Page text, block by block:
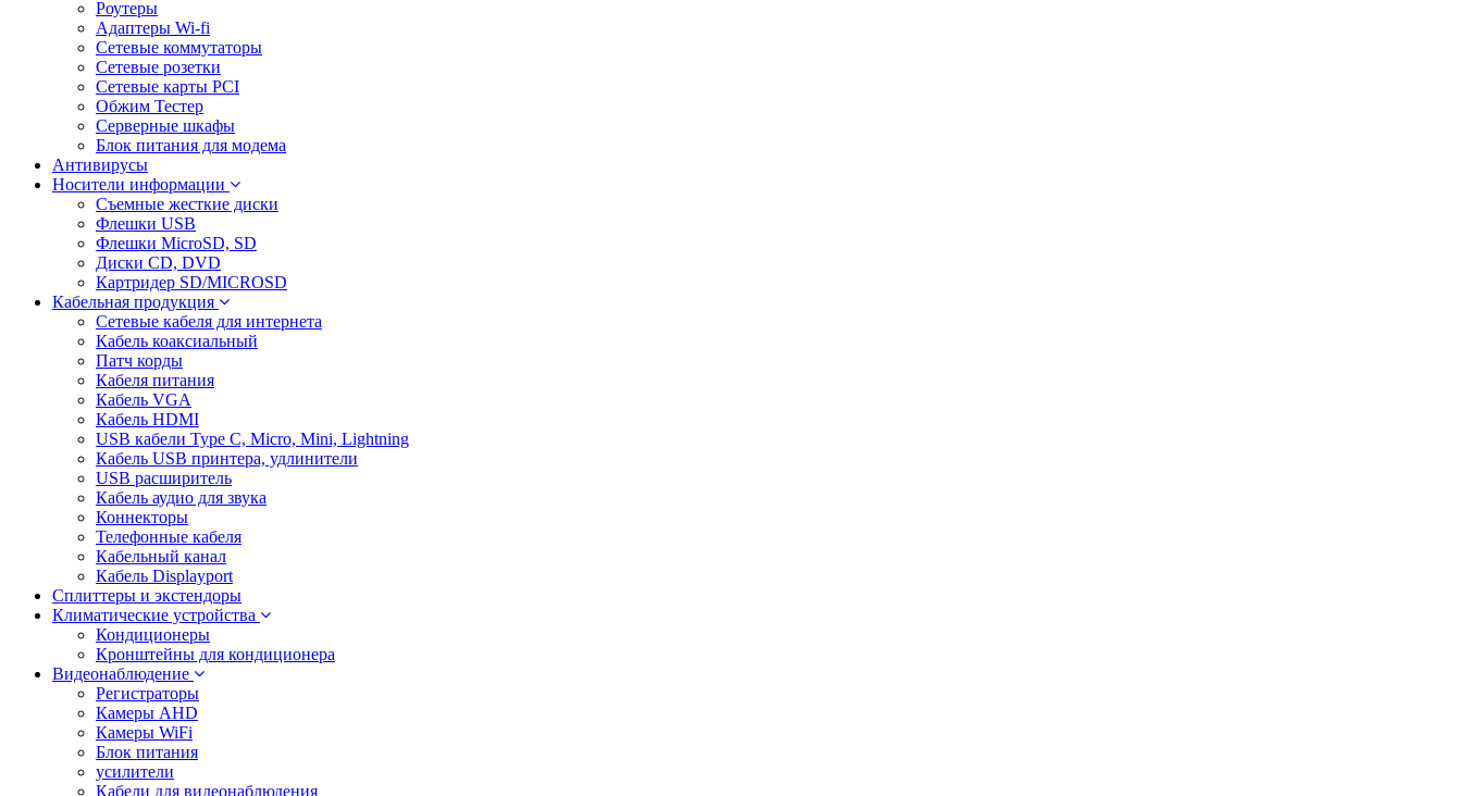
Роутеры
Адаптеры Wi-fi
Сетевые коммутаторы
Сетевые розетки
Сетевые карты PCI
Обжим Тестер
Серверные шкафы
Блок питания для модема
Антивирусы
Носители информации
Съемные жесткие диски
Флешки USB
Флешки MicroSD, SD
Диски CD, DVD
Картридер SD/MICROSD
Кабельная продукция
Сетевые кабеля для интернета
Кабель коаксиальный
Патч корды
Кабеля питания
Кабель VGA
Кабель HDMI
USB кабели Type C, Micro, Mini, Lightning
Кабель USB принтера, удлинители
USB расширитель
Кабель аудио для звука
Коннекторы
Телефонные кабеля
Кабельный канал
Кабель Displayport
Сплиттеры и экстендоры
Климатические устройства
Кондиционеры
Кронштейны для кондиционера
Видеонаблюдение
Регистраторы
Камеры AHD
Камеры WiFi
Блок питания
усилители
Кабели для видеонаблюдения